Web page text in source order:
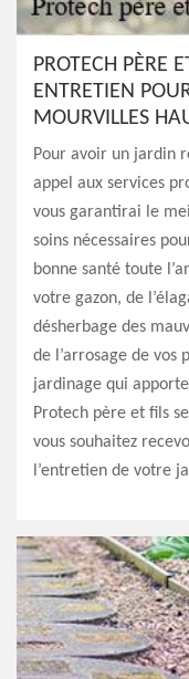
PROTECH PÈRE
ENTRETIEN
MOURVILLES
Pour avoir un jardin
appel aux services
vous garantirai le
soins nécessaires
bonne santé toute
votre gazon, de
désherbage des
de l’arrosage de vos
jardinage qui
Protech père et fils
vous souhaitez
l’entretien de votre